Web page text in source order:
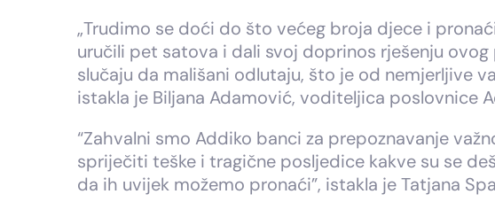
„Trudimo se doći do što većeg broja djece i
uručili pet satova i dali svoj doprinos rješenju
slučaju da mališani odlutaju, što je od nemjerljive
istakla je Biljana Adamović, voditeljica poslovnice
“Zahvalni smo Addiko banci za prepoznavanje
spriječiti teške i tragične posljedice kakve su se
da ih uvijek možemo pronaći”, istakla je Tatjana